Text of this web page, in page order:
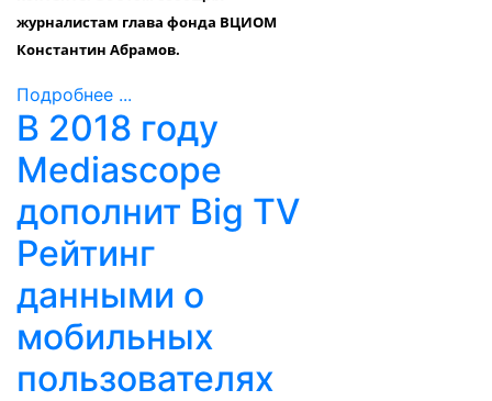
журналистам глава фонда ВЦИОМ
Константин Абрамов.
Подробнее ...
В 2018 году
Mediascope
дополнит Big TV
Рейтинг
данными о
мобильных
пользователях